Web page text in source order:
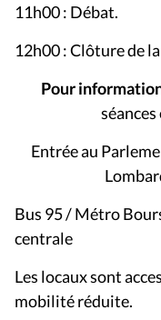
11h00 : Débat.
12h00 : Clôture de
Pour
séances
Entrée au
Bus 95 / Métro
centrale
Les locaux sont
mobilité réduite.